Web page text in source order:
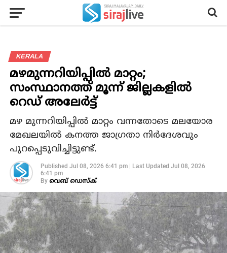
KERALA
മഴമുന്നറിയിപ്പിൽ മാറ്റം;
സംസ്ഥാനത്ത് മൂന്ന് ജില്ലകളില്‍
റെഡ് അലേര്‍ട്ട്
മഴ മുന്നറിയിപ്പിൽ മാറ്റം വന്നതോടെ മലയോര
മേഖലയിൽ കനത്ത ജാഗ്രതാ നിർദേശവും
പുറപ്പെടുവിച്ചിട്ടുണ്ട്.
Published Jul 08, 2026 6:41 pm| Last Updated Jul 08, 2026
6:41 pm
By വെബ് ഡെസ്‌ക്